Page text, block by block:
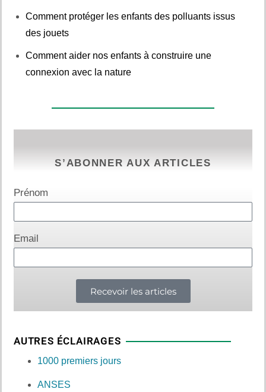
Comment protéger les enfants des polluants issus
des jouets
Comment aider nos enfants à construire une
connexion avec la nature
S’ABONNER AUX ARTICLES
Prénom
Email
Recevoir les articles
AUTRES ÉCLAIRAGES
1000 premiers jours
ANSES